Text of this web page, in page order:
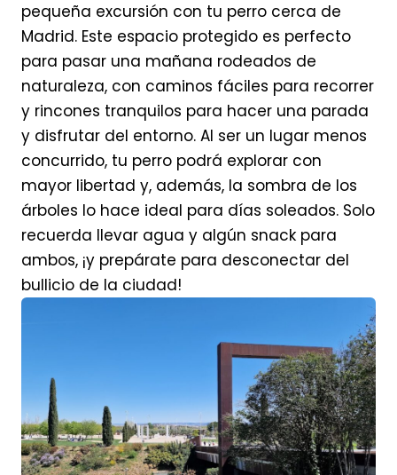
pequeña excursión con tu perro cerca de
Madrid. Este espacio protegido es perfecto
para pasar una mañana rodeados de
naturaleza, con caminos fáciles para recorrer
y rincones tranquilos para hacer una parada
y disfrutar del entorno. Al ser un lugar menos
concurrido, tu perro podrá explorar con
mayor libertad y, además, la sombra de los
árboles lo hace ideal para días soleados. Solo
recuerda llevar agua y algún snack para
ambos, ¡y prepárate para desconectar del
bullicio de la ciudad!